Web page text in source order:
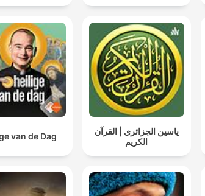
van de Dag
ياسين الجزائري | القرآن
الكريم